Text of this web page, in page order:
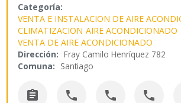
Categoría:
VENTA E INSTALACION DE AIRE
CLIMATIZACION AIRE ACONDICIONADO
VENTA DE AIRE ACONDICIONADO
Dirección: Fray Camilo Henríquez 782
Comuna: Santiago
   